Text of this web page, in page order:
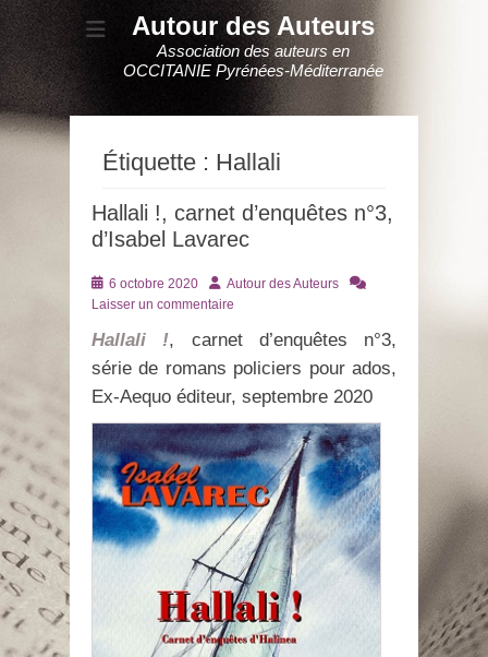
Autour des Auteurs
Association des auteurs en
OCCITANIE Pyrénées-Méditerranée
Étiquette : Hallali
Hallali !, carnet d’enquêtes n°3,
d’Isabel Lavarec
Posté
le
6 octobre 2020 AuteurAutour des Auteurs
Laisser un commentaire
Hallali !, carnet d’enquêtes n°3,
série de romans policiers pour ados,
Ex-Aequo éditeur, septembre 2020